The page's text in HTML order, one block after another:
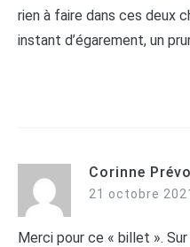
rien à faire dans ces deux
instant d’égarement, un
Corinne
21 octobre
Merci pour ce « billet ».